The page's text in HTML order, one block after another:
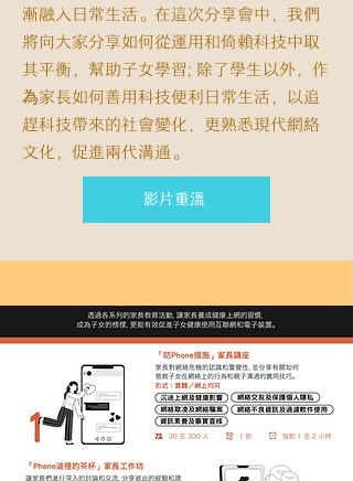
漸融入日常生活。在這次分享會中，我們
將向大家分享如何從運用和倚賴科技中取
其平衡，幫助子女學習; 除了學生以外，作
為家長如何善用科技便利日常生活，以追
趕科技帶來的社會變化，更熟悉現代網絡
文化，促進兩代溝通。
影片重溫